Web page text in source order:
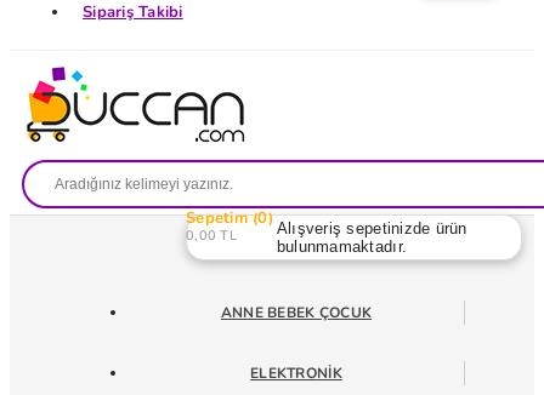
Sipariş Takibi
Sepetim 0
0,00 TL
Alışveriş sepetinizde ürün
bulunmamaktadır.
ANNE BEBEK ÇOCUK
ELEKTRONIK